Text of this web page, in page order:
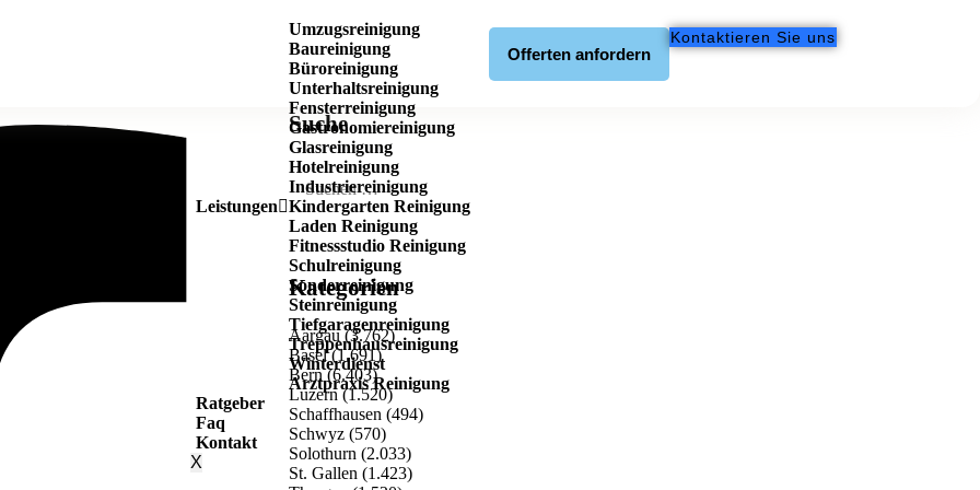
Leistungen
Umzugsreinigung
Baureinigung
Büroreinigung
Unterhaltsreinigung
Fensterreinigung
Gastronomiereinigung
Glasreinigung
Hotelreinigung
Industriereinigung
Kindergarten Reinigung
Laden Reinigung
Fitnessstudio Reinigung
Schulreinigung
Sonderreinigung
Steinreinigung
Tiefgaragenreinigung
Treppenhausreinigung
Winterdienst
Arztpraxis Reinigung
Ratgeber
Faq
Kontakt
X
Offerten anfordern
Kontaktieren Sie uns
Suche
Kategorien
Aargau(3.762)
Basel(1.691)
Bern(6.403)
Luzern(1.520)
Schaffhausen (494)
Schwyz (570)
Solothurn (2.033)
St. Gallen (1.423)